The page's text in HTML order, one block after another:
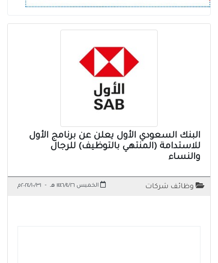
البنك السعودي الأول يعلن عن برنامج الأول
للاستدامة (المنتهي بالتوظيف) للرجال
والنساء
وظائف شركات الخميس ١٤٤٦/٤/٢٦ هـ - ٢٠٢٤/١٠/٣١م